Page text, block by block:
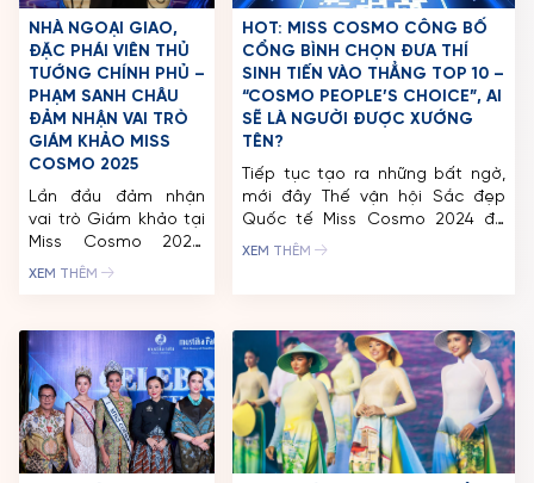
NHÀ NGOẠI GIAO,
ĐẶC PHÁI VIÊN THỦ
TƯỚNG CHÍNH PHỦ –
PHẠM SANH CHÂU
ĐẢM NHẬN VAI TRÒ
GIÁM KHẢO MISS
COSMO 2025
Lần đầu đảm nhận
vai trò Giám khảo tại
Miss Cosmo 2025,
ông Phạm Sanh Châu
kỷ công tác tại Bộ
Ngoại giao Việt Nam,
mang đến những tiêu
chuẩn chuyên môn
cao về hình ảnh, ứng
xử và tư duy của thí
sinh. Ông […]
XEM THÊM
HOT: MISS COSMO CÔNG BỐ
CỔNG BÌNH CHỌN ĐƯA THÍ
SINH TIẾN VÀO THẲNG TOP 10 –
“COSMO PEOPLE’S CHOICE”, AI
SẼ LÀ NGƯỜI ĐƯỢC XƯỚNG
TÊN?
Tiếp tục tạo ra những bất ngờ,
mới đây Thế vận hội Sắc đẹp
Quốc tế Miss Cosmo 2024 đã
chính thức mở cổng bình chọn
https://misscosmo.1voting.com/.
Sau 3 vòng voting, thí sinh cao
điểm nhất sẽ được lọt vào danh
sách […]
XEM THÊM